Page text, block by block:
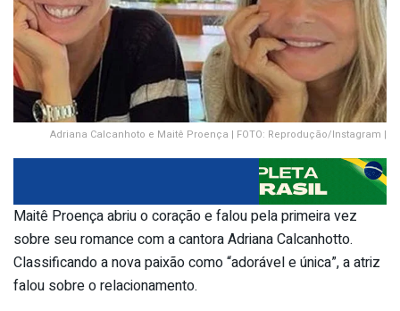
Adriana Calcanhoto e Maitê Proença | FOTO: Reprodução/Instagram |
Maitê Proença abriu o coração e falou pela primeira vez
sobre seu romance com a cantora Adriana Calcanhotto.
Classificando a nova paixão como “adorável e única”, a atriz
falou sobre o relacionamento.